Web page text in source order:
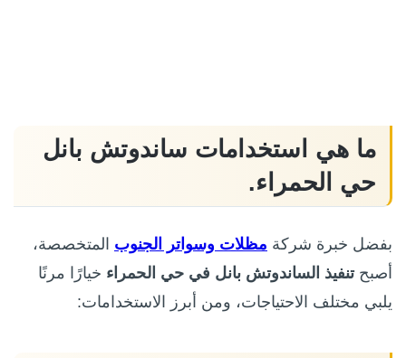
ما هي استخدامات ساندوتش بانل
حي الحمراء.
بفضل خبرة شركة مظلات وسواتر الجنوب المتخصصة،
أصبحتنفيذ الساندوتش بانل في حي الحمراء خيارًا مرنًا
يلبي مختلف الاحتياجات، ومن أبرز الاستخدامات: